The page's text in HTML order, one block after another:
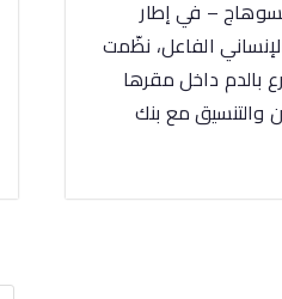
– في إطار
الفاعل، نظّمت
بالدم داخل مقرها
والتنسيق مع بنك